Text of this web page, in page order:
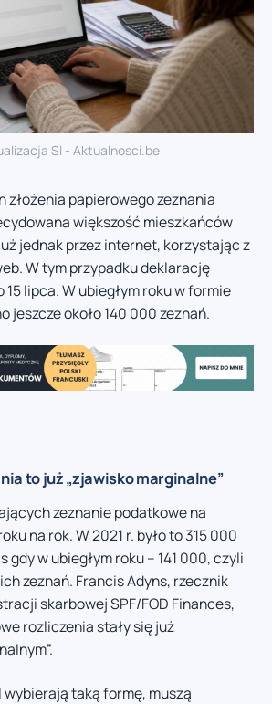
SI - Aktualnosci.be
złożenia papierowego zeznania
większość mieszkańców
jednak przez internet, korzystając z
W tym przypadku deklarację
15 lipca. W ubiegłym roku w formie
jeszcze około 140 000 zeznań.
to już „zjawisko marginalne”
zeznanie podatkowe na
na rok. W 2021 r. było to 315 000
w ubiegłym roku – 141 000, czyli
zeznań. Francis Adyns, rzecznik
skarbowej SPF/FOD Finances,
rozliczenia stały się już
wybierają taką formę, muszą